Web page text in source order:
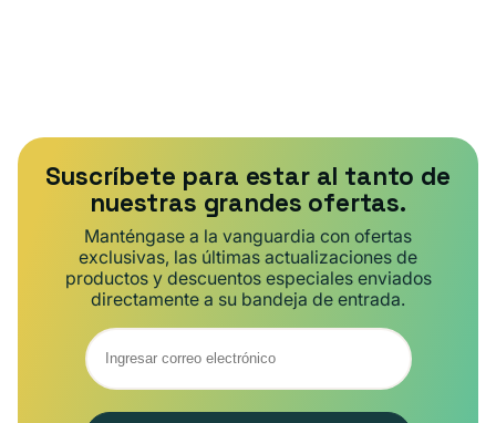
Suscríbete para estar al tanto de
nuestras grandes ofertas.
Manténgase a la vanguardia con ofertas
exclusivas, las últimas actualizaciones de
productos y descuentos especiales enviados
directamente a su bandeja de entrada.